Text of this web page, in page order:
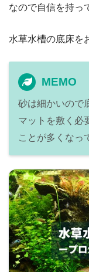
なので自信を持っ
水草水槽の底床を
MEMO
砂は細かいので
マットを敷く必
ことが多くなっ